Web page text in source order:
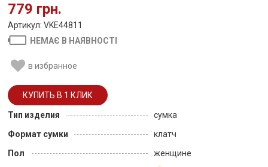
779 грн.
Артикул: VKE44811
НЕМАЄ В НАЯВНОСТІ
в избранное
Тип изделия
сумка
Формат сумки
клатч
Пол
женщине